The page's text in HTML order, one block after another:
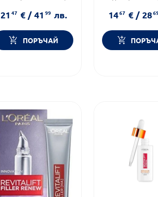
Тип козметика:Масова
козметика
2147 € / 4199 лв.
ПОРЪЧАЙ
Форма на
1467 € / 28